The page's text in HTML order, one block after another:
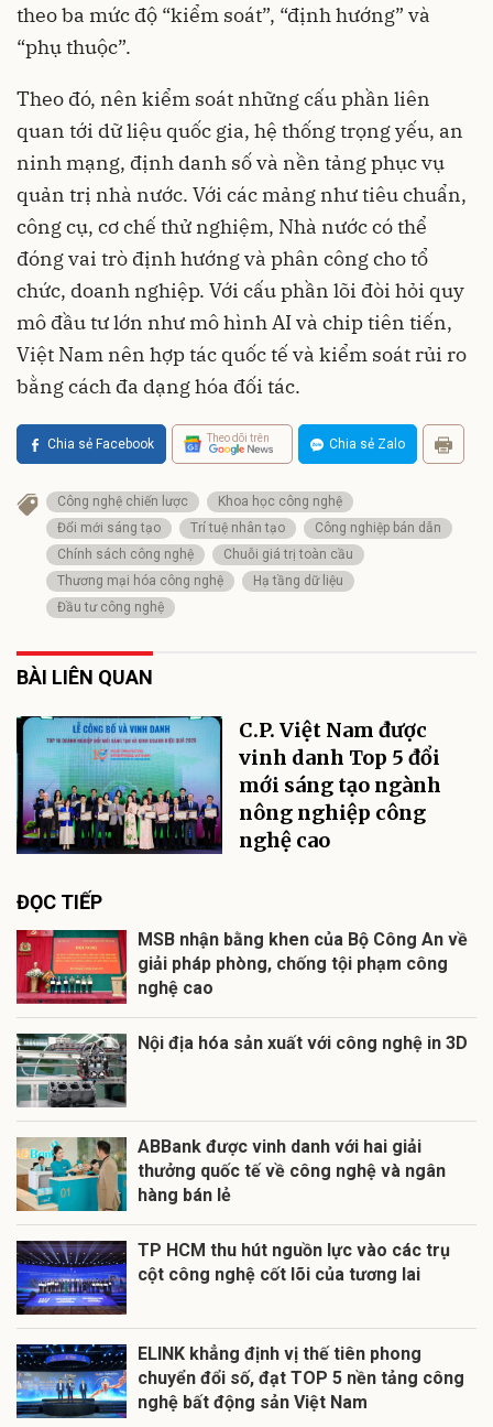
theo ba mức độ “kiểm soát”, “định hướng” và
“phụ thuộc”.
Theo đó, nên kiểm soát những cấu phần liên
quan tới dữ liệu quốc gia, hệ thống trọng yếu, an
ninh mạng, định danh số và nền tảng phục vụ
quản trị nhà nước. Với các mảng như tiêu chuẩn,
công cụ, cơ chế thử nghiệm, Nhà nước có thể
đóng vai trò định hướng và phân công cho tổ
chức, doanh nghiệp. Với cấu phần lõi đòi hỏi quy
mô đầu tư lớn như mô hình AI và chip tiên tiến,
Việt Nam nên hợp tác quốc tế và kiểm soát rủi ro
bằng cách đa dạng hóa đối tác.
Chia sẻ Facebook Theo dõi trên Chia sẻ Zalo
Công nghệ chiến lược
Khoa học công nghệ
Đổi mới sáng tạo
Trí tuệ nhân tạo
Công nghiệp bán dẫn
Chính sách công nghệ
Chuỗi giá trị toàn cầu
Thương mại hóa công nghệ
Hạ tầng dữ liệu
Đầu tư công nghệ
BÀI LIÊN QUAN
C.P. Việt Nam được
vinh danh Top 5 đổi
mới sáng tạo ngành
nông nghiệp công
nghệ cao
ĐỌC TIẾP
MSB nhận bằng khen của Bộ Công An về
giải pháp phòng, chống tội phạm công
nghệ cao
Nội địa hóa sản xuất với công nghệ in 3D
ABBank được vinh danh với hai giải
thưởng quốc tế về công nghệ và ngân
hàng bán lẻ
TP HCM thu hút nguồn lực vào các trụ
cột công nghệ cốt lõi của tương lai
ELINK khẳng định vị thế tiên phong
chuyển đổi số, đạt TOP 5 nền tảng công
nghệ bất động sản Việt Nam